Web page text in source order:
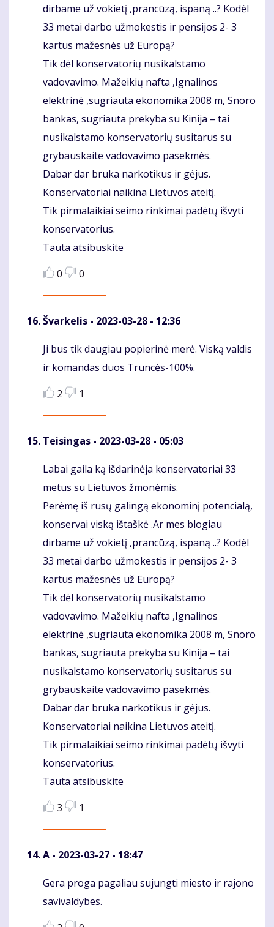
dirbame už vokietį ,prancūzą, ispaną ..? Kodėl
33 metai darbo užmokestis ir pensijos 2- 3
kartus mažesnės už Europą?
Tik dėl konservatorių nusikalstamo
vadovavimo. Mažeikių nafta ,Ignalinos
elektrinė ,sugriauta ekonomika 2008 m, Snoro
bankas, sugriauta prekyba su Kinija – tai
nusikalstamo konservatorių susitarus su
grybauskaite vadovavimo pasekmės.
Dabar dar bruka narkotikus ir gėjus.
Konservatoriai naikina Lietuvos ateitį.
Tik pirmalaikiai seimo rinkimai padėtų išvyti
konservatorius.
Tauta atsibuskite
0
0
Švarkelis - 2023-03-28 - 12:36
Komentaras
Ji bus tik daugiau popierinė merė. Viską valdis
ir komandas duos Truncės-100%.
2
1
Teisingas - 2023-03-28 - 05:03
Komentaras
Labai gaila ką išdarinėja konservatoriai 33
metus su Lietuvos žmonėmis.
Perėmę iš rusų galingą ekonominį potencialą,
konservai viską ištaškė .Ar mes blogiau
dirbame už vokietį ,prancūzą, ispaną ..? Kodėl
33 metai darbo užmokestis ir pensijos 2- 3
kartus mažesnės už Europą?
Tik dėl konservatorių nusikalstamo
vadovavimo. Mažeikių nafta ,Ignalinos
elektrinė ,sugriauta ekonomika 2008 m, Snoro
bankas, sugriauta prekyba su Kinija – tai
nusikalstamo konservatorių susitarus su
grybauskaite vadovavimo pasekmės.
Dabar dar bruka narkotikus ir gėjus.
Konservatoriai naikina Lietuvos ateitį.
Tik pirmalaikiai seimo rinkimai padėtų išvyti
konservatorius.
Tauta atsibuskite
3
1
A - 2023-03-27 - 18:47
Komentaras
Gera proga pagaliau sujungti miesto ir rajono
savivaldybes.